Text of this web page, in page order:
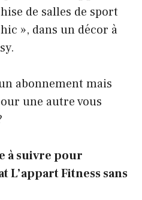
de salles de sport
», dans un décor à
abonnement mais
une autre vous
à suivre pour
Fitness sans